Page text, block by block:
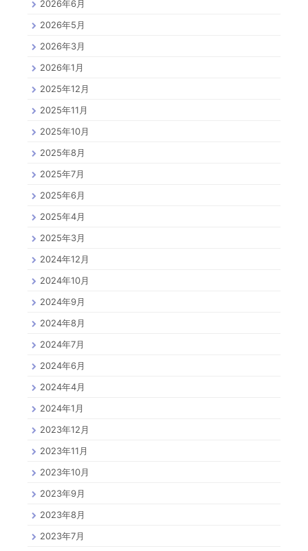
2026年6月
2026年5月
2026年3月
2026年1月
2025年12月
2025年11月
2025年10月
2025年8月
2025年7月
2025年6月
2025年4月
2025年3月
2024年12月
2024年10月
2024年9月
2024年8月
2024年7月
2024年6月
2024年4月
2024年1月
2023年12月
2023年11月
2023年10月
2023年9月
2023年8月
2023年7月